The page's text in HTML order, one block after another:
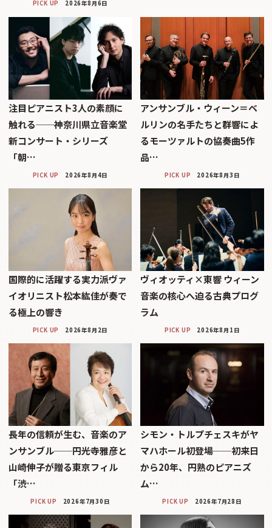
PICK UP 2026年8月6日
注目ピアニスト3人の素顔に
触れる──神奈川県立音楽堂
新コンサート・シリーズ
「朝…
PICK UP 2026年8月4日
アンサンブル・ウィーン＝ベ
ルリンの名手たちと群響によ
るモーツァルトの協奏曲5作
品…
PICK UP 2026年8月3日
国際的に活躍する実力派ヴァ
イオリニスト松本紘佳が奏で
る極上の響き
PICK UP 2026年8月2日
ヴィオッティ×東響 ウィーン
音楽の核心へ迫る古典プログ
ラム
PICK UP 2026年8月1日
長年の信頼が生む、音楽のア
ンサンブル──円光寺雅彦と
山崎伸子が贈る東京フィル
「渋…
PICK UP 2026年7月30日
シモン・トルプチェスキがヤ
マハホール初登場──初来日
から20年、円熟のピアニズ
ム…
PICK UP 2026年7月28日